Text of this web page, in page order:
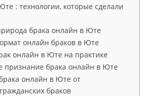
: технологии, которые сделали
брака онлайн в Юте
онлайн браков в Юте
онлайн в Юте на практике
признание брака онлайн в Юте
онлайн в Юте от
браков